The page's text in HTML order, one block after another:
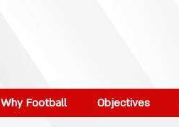
Why Football Objectives